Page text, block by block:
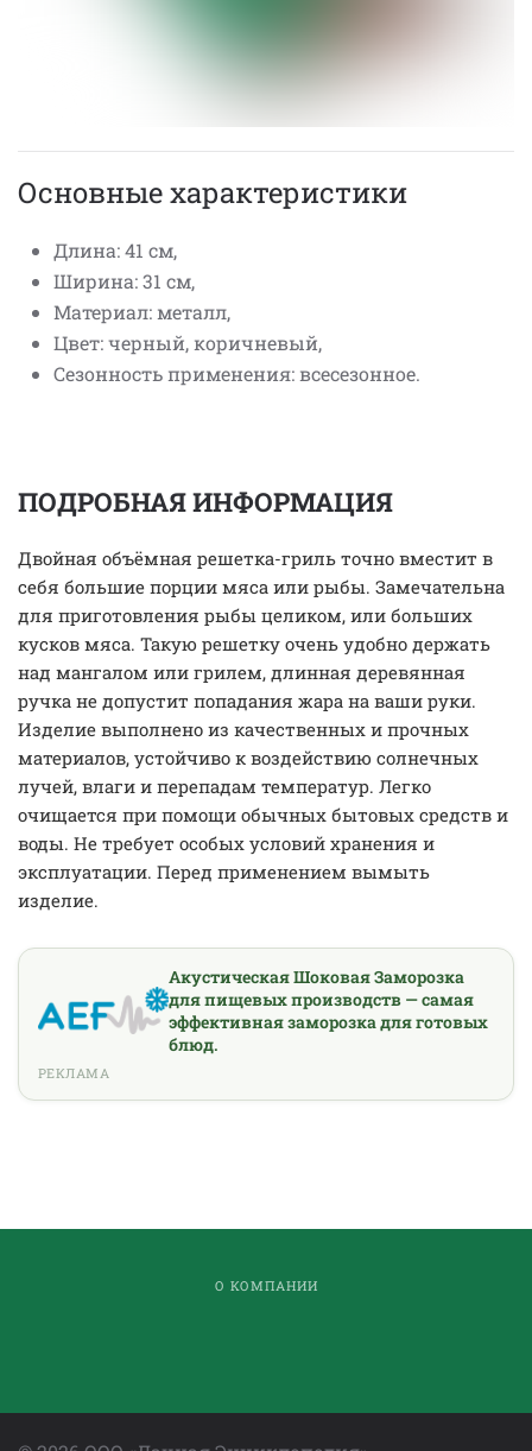
Основные характеристики
Длина: 41 см,
Ширина: 31 см,
Материал: металл,
Цвет: черный, коричневый,
Сезонность применения: всесезонное.
ПОДРОБНАЯ ИНФОРМАЦИЯ
Двойная объёмная решетка-гриль точно вместит в
себя большие порции мяса или рыбы. Замечательна
для приготовления рыбы целиком, или больших
кусков мяса. Такую решетку очень удобно держать
над мангалом или грилем, длинная деревянная
ручка не допустит попадания жара на ваши руки.
Изделие выполнено из качественных и прочных
материалов, устойчиво к воздействию солнечных
лучей, влаги и перепадам температур. Легко
очищается при помощи обычных бытовых средств и
воды. Не требует особых условий хранения и
эксплуатации. Перед применением вымыть
изделие.
Акустическая Шоковая Заморозка
для пищевых производств — самая
эффективная заморозка для готовых
блюд.
РЕКЛАМА
О КОМПАНИИ